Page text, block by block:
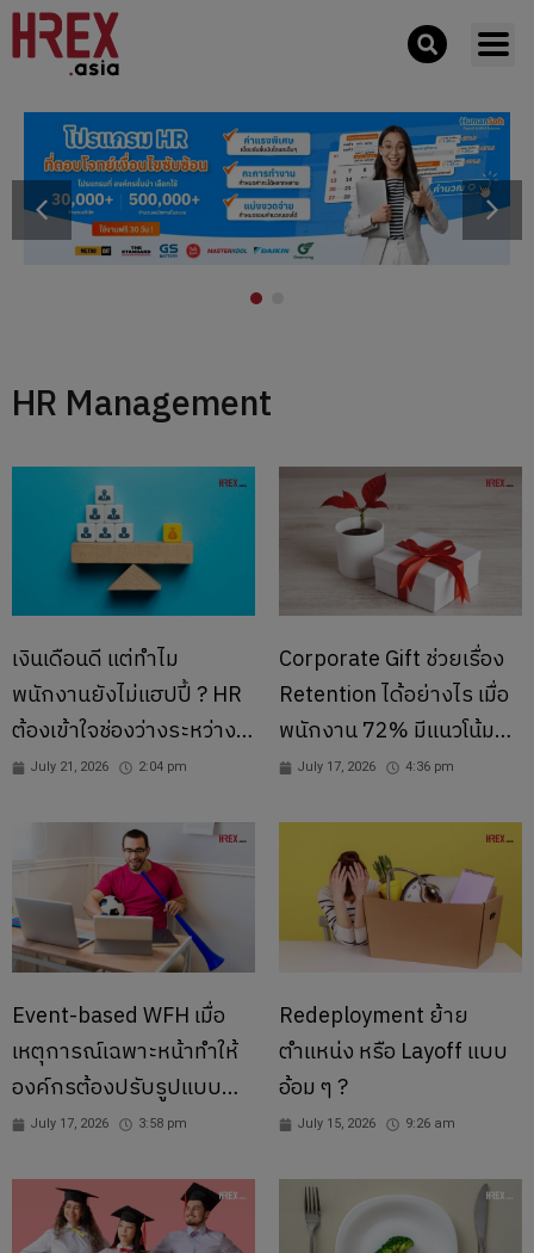
HR Management
เงินเดือนดี แต่ทำไม
พนักงานยังไม่แฮปปี้ ? HR
ต้องเข้าใจช่องว่างระหว่าง
Pay Fairness กับ Pay
July 21, 2026 2:04 pm
Corporate Gift ช่วยเรื่อง
Retention ได้อย่างไร เมื่อ
พนักงาน 72% มีแนวโน้ม
อยากอยู่ต่อ
July 17, 2026 4:36 pm
Event-based WFH เมื่อ
เหตุการณ์เฉพาะหน้าทำให้
องค์กรต้องปรับรูปแบบ
การเข้างาน
July 17, 2026 3:58 pm
Redeployment ย้าย
ตำแหน่ง หรือ Layoff แบบ
อ้อม ๆ ?
July 15, 2026 9:26 am